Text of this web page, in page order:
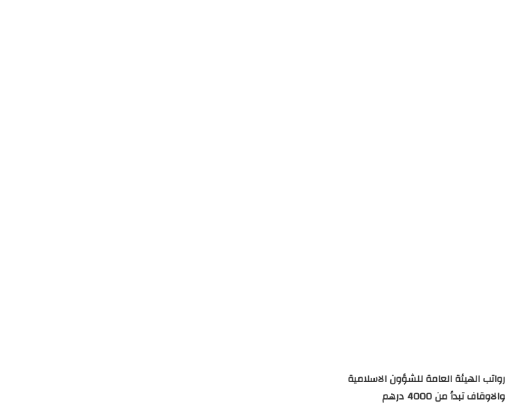
رواتب الهيئة العامة للشؤون الاسلامية
والاوقاف تبدأ من 4000 درهم